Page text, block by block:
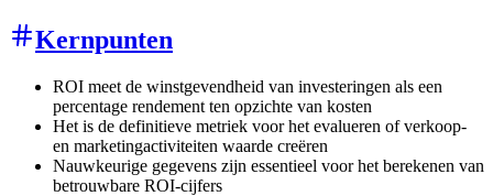
Kernpunten
ROI meet de winstgevendheid van investeringen als een
percentage rendement ten opzichte van kosten
Het is de definitieve metriek voor het evalueren of verkoop-
en marketingactiviteiten waarde creëren
Nauwkeurige gegevens zijn essentieel voor het berekenen van
betrouwbare ROI-cijfers